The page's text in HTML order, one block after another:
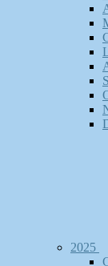
2025